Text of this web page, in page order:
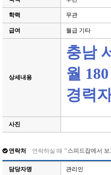
학력 무관
급여 월급 기타
상세내용
충남
월
경력
사진
연락처 연락하실 때 "스피드잡에서
담당자명 관리인